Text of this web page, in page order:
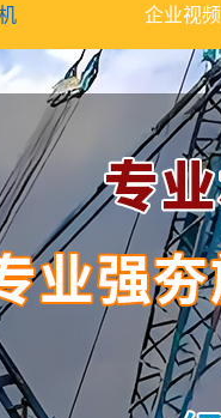
企业视频